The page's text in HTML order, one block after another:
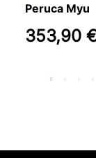
Peruca Myu
353,90